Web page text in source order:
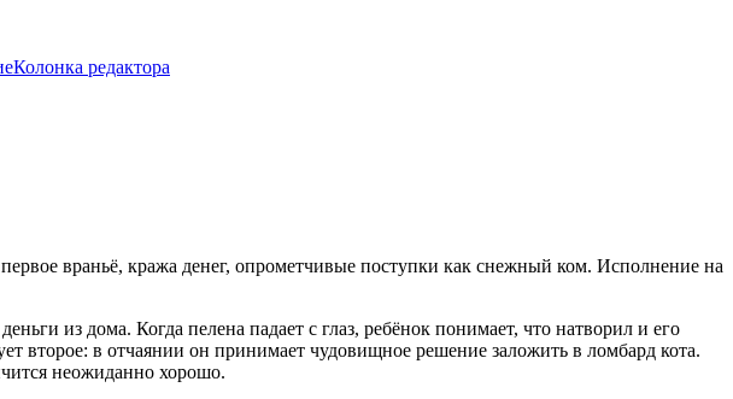
Колонка редактора
враньё, кража денег, опрометчивые поступки как снежный ком. Исполнение на
из дома. Когда пелена падает с глаз, ребёнок понимает, что натворил и его
второе: в отчаянии он принимает чудовищное решение заложить в ломбард кота.
неожиданно хорошо.